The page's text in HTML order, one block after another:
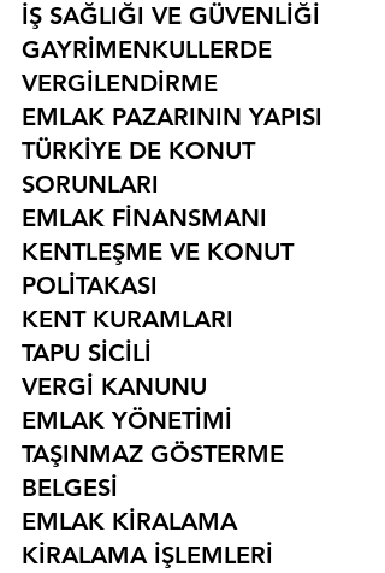
İŞ SAĞLIĞI VE GÜVENLİĞİ
GAYRİMENKULLERDE
VERGİLENDİRME
EMLAK PAZARININ YAPISI
TÜRKİYE DE KONUT
SORUNLARI
EMLAK FİNANSMANI
KENTLEŞME VE KONUT
POLİTAKASI
KENT KURAMLARI
TAPU SİCİLİ
VERGİ KANUNU
EMLAK YÖNETİMİ
TAŞINMAZ GÖSTERME
BELGESİ
EMLAK KİRALAMA
KİRALAMA İŞLEMLERİ